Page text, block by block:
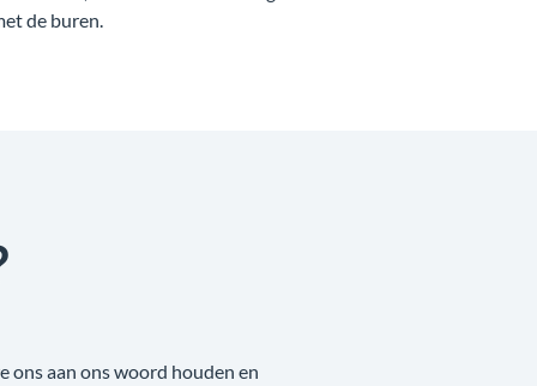
de buren.
ons aan ons woord houden en